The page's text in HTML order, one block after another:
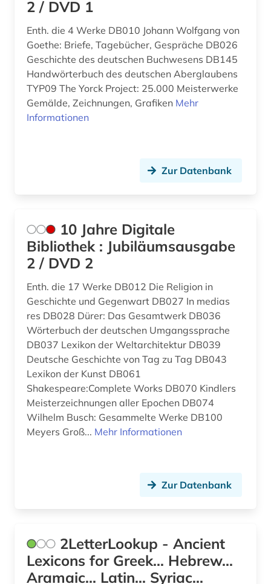
autor (1)
außerkanoische traktate (1)
babylonischer talmud (1)
bamberger apokalypse (1)
barock (4)
behinderung (1)
benedikt (1)
benedikt &lt (1)
benediktinerabtei (1)
benin (1)
bestandsverzeichnis (1)
betriebswirtschaftslehre (1)
Schweden (4)
Schweiz (3)
Serbien (1)
Tuerkei (2)
USA (6)
Ukraine (1)
Ungarn (3)
Vatikanstadt (3)
2 / DVD 1
Enth. die 4 Werke DB010 Johann Wolfgang von
Goethe: Briefe, Tagebücher, Gespräche DB026
Geschichte des deutschen Buchwesens DB145
Handwörterbuch des deutschen Aberglaubens
TYP09 The Yorck Project: 25.000 Meisterwerke
Gemälde, Zeichnungen, Grafiken Mehr
Informationen
Zur Datenbank
10 Jahre Digitale
Bibliothek : Jubiläumsausgabe
2 / DVD 2
Enth. die 17 Werke DB012 Die Religion in
Geschichte und Gegenwart DB027 In medias
res DB028 Dürer: Das Gesamtwerk DB036
Wörterbuch der deutschen Umgangssprache
DB037 Lexikon der Weltarchitektur DB039
Deutsche Geschichte von Tag zu Tag DB043
Lexikon der Kunst DB061
Shakespeare:Complete Works DB070 Kindlers
Meisterzeichnungen aller Epochen DB074
Wilhelm Busch: Gesammelte Werke DB100
Meyers Groß... Mehr Informationen
Zur Datenbank
2LetterLookup - Ancient
Lexicons for Greek... Hebrew...
Aramaic... Latin... Syriac...